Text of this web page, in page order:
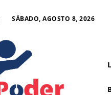
SÁBADO, AGOSTO 8, 2026